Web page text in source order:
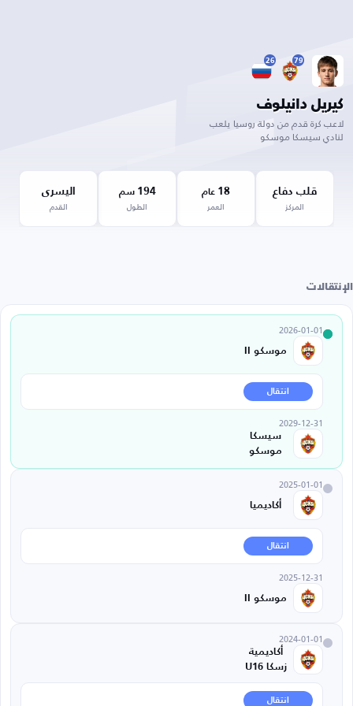
79
26
كيريل دانيلوف
لاعب كرة قدم من دولة روسيا يلعب
لنادي سيسكا موسكو
قلب دفاع
المركز
18 عام
العمر
194 سم
الطول
اليسرى
القدم
الإنتقالات
2026-01-01
موسكو II
انتقال
2029-12-31
سيسكا
موسكو
2025-01-01
أكاديميا
انتقال
2025-12-31
موسكو II
2024-01-01
أكاديمية
زسكا U16
انتقال